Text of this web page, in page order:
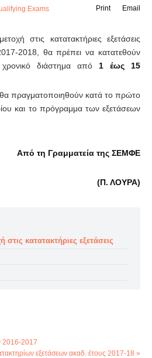
Exams Email
Print
στις κατατακτήριες εξετάσεις
2018, θα πρέπει να κατατεθούν
διάστημα από 1 έως 15
θα πραγματοποιηθούν κατά το πρώτο
και το πρόγραμμα των εξετάσεων
Από τη Γραμματεία της ΣΕΜΦΕ
(Π. ΛΟΥΡΑ)
στις κατατακτήριες εξετάσεις
2016-2017
εξετάσεων ακαδ. έτους 2017-18 »